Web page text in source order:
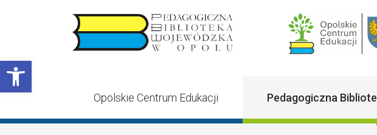
Otwórz pasek narzędzi
Opolskie Centrum Edukacji Pedagogiczna